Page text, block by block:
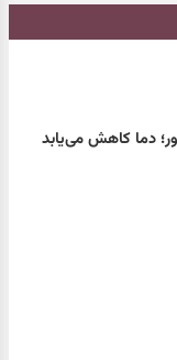
دما کاهش می‌یابد